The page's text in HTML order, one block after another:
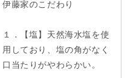
伊藤家のこだわり
１．【塩】天然海水塩を使
用しており、塩の角がなく
口当たりがやわらかい。